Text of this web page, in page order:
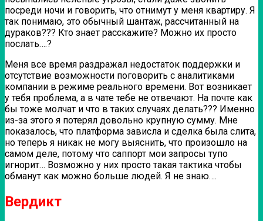
посреди ночи и говорить, что отнимут у меня квартиру. Я
так понимаю, это обычный шантаж, рассчитанный на
дураков??? Кто знает расскажите? Можно их просто
послать….?
Меня все время раздражал недостаток поддержки и
отсутствие возможности поговорить с аналитиками
компании в режиме реального времени. Вот возникает
у тебя проблема, а в чате тебе не отвечают. На почте как
бы тоже молчат и что в таких случаях делать??? Именно
из-за этого я потерял довольно крупную сумму. Мне
показалось, что платформа зависла и сделка была слита,
но теперь я никак не могу выяснить, что произошло на
самом деле, потому что саппорт мои запросы тупо
игнорит… Возможно у них просто такая тактика чтобы
обманут как можно больше людей. Я не знаю….
Вердикт